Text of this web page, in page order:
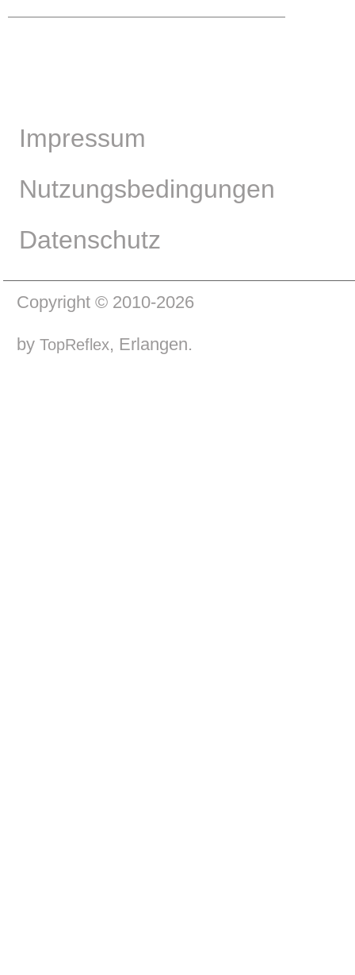
Impressum
Nutzungsbedingungen
Datenschutz
Copyright © 2010-2026
by TopReflex, Erlangen.